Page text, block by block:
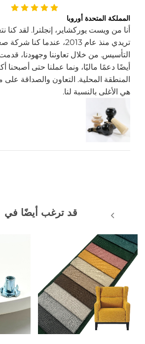
المملكة المتحدة أوروبا
أنا من ويست يوركشاير، إنجلترا. لقد
تريدي منذ عام 2013، عندما كنا
التأسيس. من خلال تعاوننا وجهودنا،
أيضًا دعمًا ماليًا، ونما عملنا حتى أصبحنا
المنطقة المحلية. التعاون والصداقة
هي الأغلى بالنسبة لنا.
قد ترغب أيضًا في